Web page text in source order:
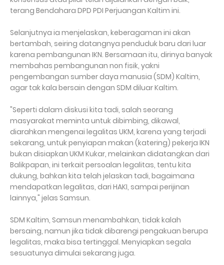
terang Bendahara DPD PDI Perjuangan Kaltim ini.
Selanjutnya ia menjelaskan, keberagaman ini akan
bertambah, seiring datangnya penduduk baru dari luar
karena pembangunan IKN. Bersamaan itu, dirinya banyak
membahas pembangunan non fisik, yakni
pengembangan sumber daya manusia (SDM) Kaltim,
agar tak kala bersain dengan SDM diluar Kaltim.
"Seperti dalam diskusi kita tadi, salah seorang
masyarakat meminta untuk dibimbing, dikawal,
diarahkan mengenai legalitas UKM, karena yang terjadi
sekarang, untuk penyiapan makan (katering) pekerja IKN
bukan disiapkan UKM Kukar, melainkan didatangkan dari
Balikpapan, ini terkait persoalan legalitas, tentu kita
dukung, bahkan kita telah jelaskan tadi, bagaimana
mendapatkan legalitas, dari HAKI, sampai perijinan
lainnya," jelas Samsun.
SDM Kaltim, Samsun menambahkan, tidak kalah
bersaing, namun jika tidak dibarengi pengakuan berupa
legalitas, maka bisa tertinggal. Menyiapkan segala
sesuatunya dimulai sekarang juga.